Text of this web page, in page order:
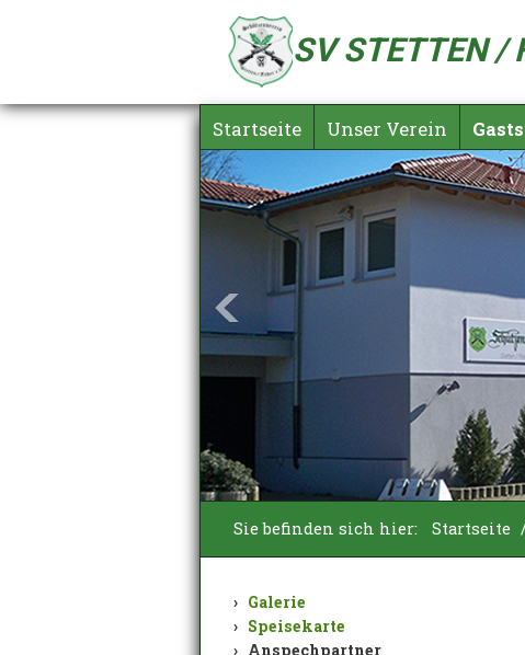
SV STETTEN /
Startseite Unser Verein
Sie befinden sich hier: Startseite
Galerie
Speisekarte
Anspechpartner